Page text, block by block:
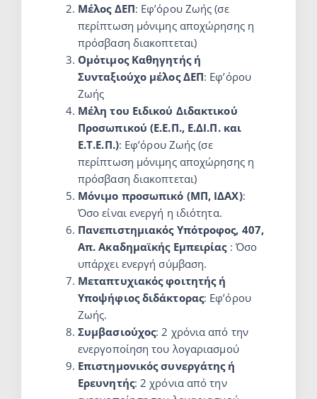
Μέλος ΔΕΠ: Εφ’όρου Ζωής (σε
περίπτωση μόνιμης αποχώρησης η
πρόσβαση διακοπτεται)
Ομότιμος Καθηγητής ή
Συνταξιούχο μέλος ΔΕΠ: Εφ’όρου
Ζωής
Μέλη του Ειδικού Διδακτικού
Προσωπικού (Ε.Ε.Π., Ε.ΔΙ.Π. και
Ε.Τ.Ε.Π.): Εφ’όρου Ζωής (σε
περίπτωση μόνιμης αποχώρησης η
πρόσβαση διακοπτεται)
Μόνιμο προσωπικό (ΜΠ, ΙΔΑΧ):
Όσο είναι ενεργή η ιδιότητα.
Πανεπιστημιακός Υπότροφος, 407,
Απ. Ακαδημαϊκής Εμπειρίας : Όσο
υπάρχει ενεργή σύμβαση.
Μεταπτυχιακός φοιτητής ή
Υποψήφιος διδάκτορας: Εφ’όρου
Ζωής.
Συμβασιούχος: 2 χρόνια από την
ενεργοποίηση του λογαριασμού
Επιστημονικός συνεργάτης ή
Ερευνητής: 2 χρόνια από την